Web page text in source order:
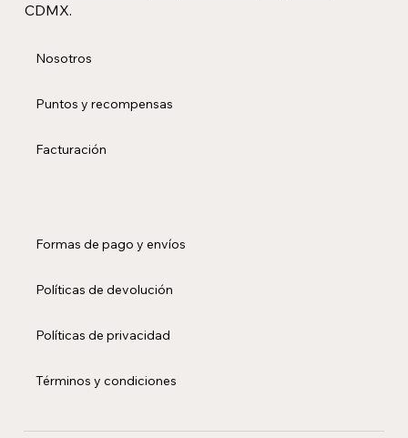
CDMX.
Nosotros
Puntos y recompensas
Facturación
Formas de pago y envíos
Políticas de devolución
Políticas de privacidad
Términos y condiciones